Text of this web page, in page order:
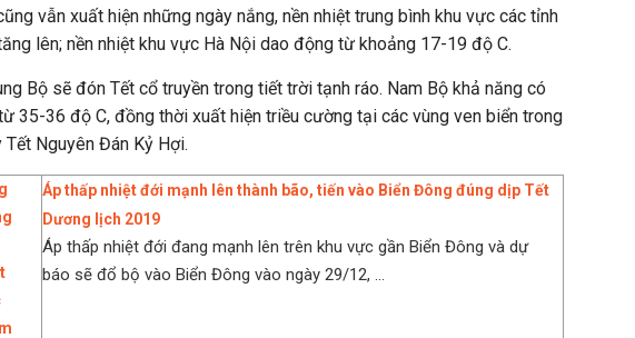
vẫn xuất hiện những ngày nắng, nền nhiệt trung bình khu vực các tỉnh
lên; nền nhiệt khu vực Hà Nội dao động từ khoảng 17-19 độ C.
Bộ sẽ đón Tết cổ truyền trong tiết trời tạnh ráo. Nam Bộ khả năng có
35-36 độ C, đồng thời xuất hiện triều cường tại các vùng ven biển trong
Tết Nguyên Đán Kỷ Hợi.
Áp thấp nhiệt đới mạnh lên thành bão, tiến vào Biển Đông đúng dịp Tết
Dương lịch 2019
Áp thấp nhiệt đới đang mạnh lên trên khu vực gần Biển Đông và dự
báo sẽ đổ bộ vào Biển Đông vào ngày 29/12, ...